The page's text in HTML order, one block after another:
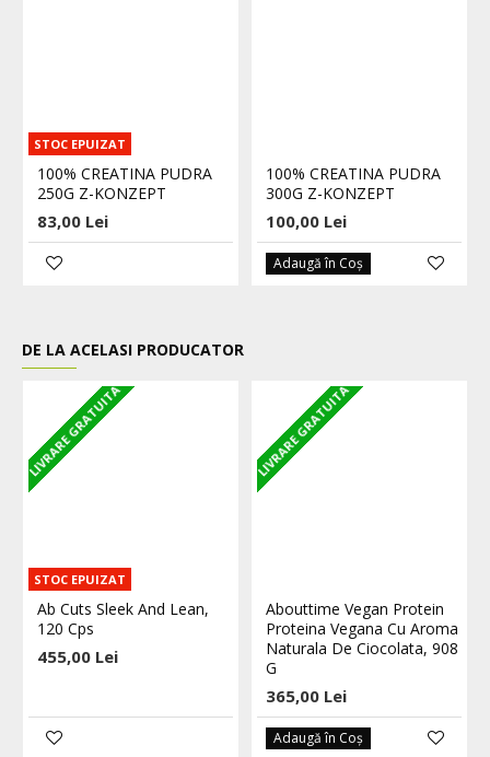
STOC EPUIZAT
100% CREATINA PUDRA
250G Z-KONZEPT
83,00 Lei
100% CREATINA PUDRA
300G Z-KONZEPT
100,00 Lei
Adaugă în Coş
DE LA ACELASI PRODUCATOR
LIVRARE GRATUITA
STOC EPUIZAT
Ab Cuts Sleek And Lean,
120 Cps
455,00 Lei
LIVRARE GRATUITA
Abouttime Vegan Protein
Proteina Vegana Cu Aroma
Naturala De Ciocolata, 908
G
365,00 Lei
Adaugă în Coş